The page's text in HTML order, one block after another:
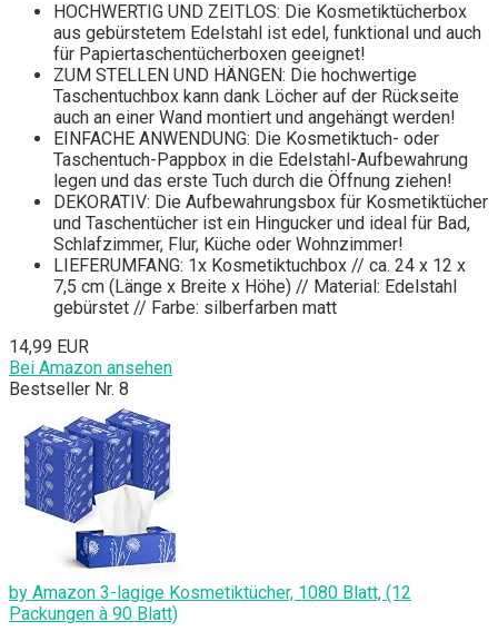
HOCHWERTIG UND ZEITLOS: Die Kosmetiktücherbox
aus gebürstetem Edelstahl ist edel, funktional und auch
für Papiertaschentücherboxen geeignet!
ZUM STELLEN UND HÄNGEN: Die hochwertige
Taschentuchbox kann dank Löcher auf der Rückseite
auch an einer Wand montiert und angehängt werden!
EINFACHE ANWENDUNG: Die Kosmetiktuch- oder
Taschentuch-Pappbox in die Edelstahl-Aufbewahrung
legen und das erste Tuch durch die Öffnung ziehen!
DEKORATIV: Die Aufbewahrungsbox für Kosmetiktücher
und Taschentücher ist ein Hingucker und ideal für Bad,
Schlafzimmer, Flur, Küche oder Wohnzimmer!
LIEFERUMFANG: 1x Kosmetiktuchbox // ca. 24 x 12 x
7,5 cm (Länge x Breite x Höhe) // Material: Edelstahl
gebürstet // Farbe: silberfarben matt
14,99 EUR
Bei Amazon ansehen
Bestseller Nr. 8
by Amazon 3-lagige Kosmetiktücher, 1080 Blatt, (12
Packungen à 90 Blatt)